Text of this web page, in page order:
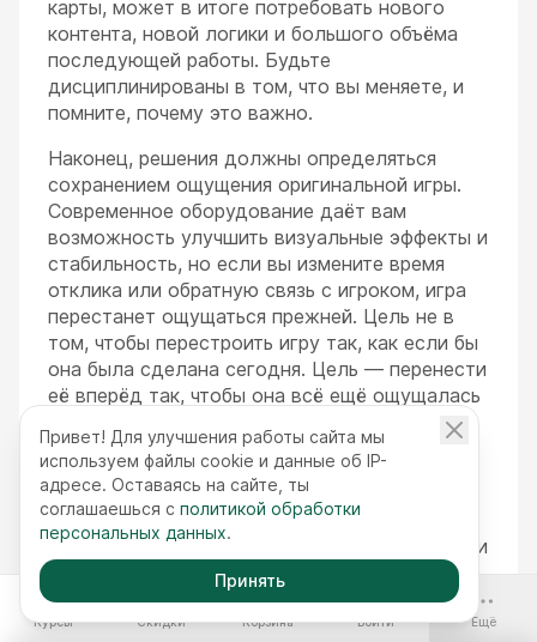
карты, может в итоге потребовать нового
контента, новой логики и большого объёма
последующей работы. Будьте
дисциплинированы в том, что вы меняете, и
помните, почему это важно.
Наконец, решения должны определяться
сохранением ощущения оригинальной игры.
Современное оборудование даёт вам
возможность улучшить визуальные эффекты и
стабильность, но если вы измените время
отклика или обратную связь с игроком, игра
перестанет ощущаться прежней. Цель не в
том, чтобы перестроить игру так, как если бы
она была сделана сегодня. Цель — перенести
её вперёд так, чтобы она всё ещё ощущалась
Я: При изучении исходного кода и скриптов
комментарии в нескольких местах очень
помогли нам понять, как работают события и
другие игровые системы. При редактировании
скриптов я также старался сохранить тот же
стиль написания скриптов, что и у
оригинальных разработчиков, для облегчения
Курсы Скидки Корзина Войти Ещё
Привет! Для улучшения работы сайта мы
используем файлы cookie и данные об IP-
адресе. Оставаясь на сайте, ты
соглашаешься с политикой обработки
персональных данных.
Принять